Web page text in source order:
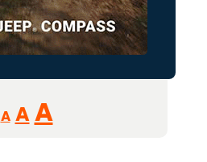
A
Reducir
tamaño
A Restablecer
AAumentar